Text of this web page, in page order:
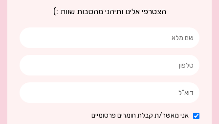
הצטרפי אלינו ותיהני מהטבות שוות :)
אני מאשר/ת קבלת חומרים פרסומיים